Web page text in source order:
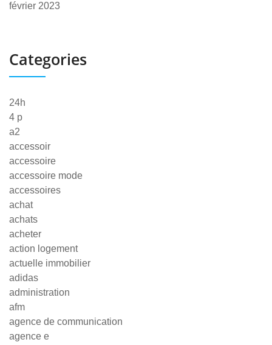
février 2023
Categories
24h
4 p
a2
accessoir
accessoire
accessoire mode
accessoires
achat
achats
acheter
action logement
actuelle immobilier
adidas
administration
afm
agence de communication
agence e